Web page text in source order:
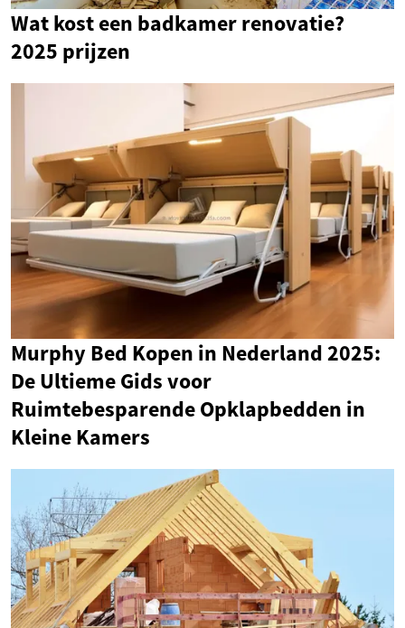
Wat kost een badkamer renovatie?
2025 prijzen
Murphy Bed Kopen in Nederland 2025:
De Ultieme Gids voor
Ruimtebesparende Opklapbedden in
Kleine Kamers